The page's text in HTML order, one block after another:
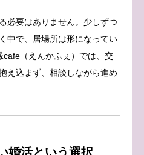
必要はありません。少しずつ
中で、居場所は形になってい
cafe（えんかふぇ）では、交
え込まず、相談しながら進め
婚活という選択